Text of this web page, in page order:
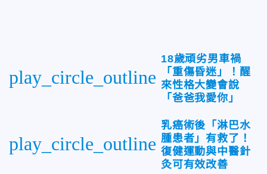
play_circle_outline
18歲頑劣男車禍
「重傷昏迷」！醒
來性格大變會說
「爸爸我愛你」
play_circle_outline
乳癌術後「淋巴水
腫患者」有救了！
復健運動與中醫針
灸可有效改善